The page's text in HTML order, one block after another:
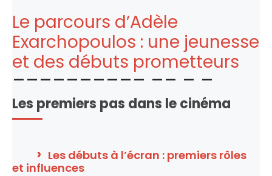
Le parcours d’Adèle
Exarchopoulos : une jeunesse
et des débuts prometteurs
Les premiers pas dans le cinéma
Les débuts à l’écran : premiers rôles
et influences